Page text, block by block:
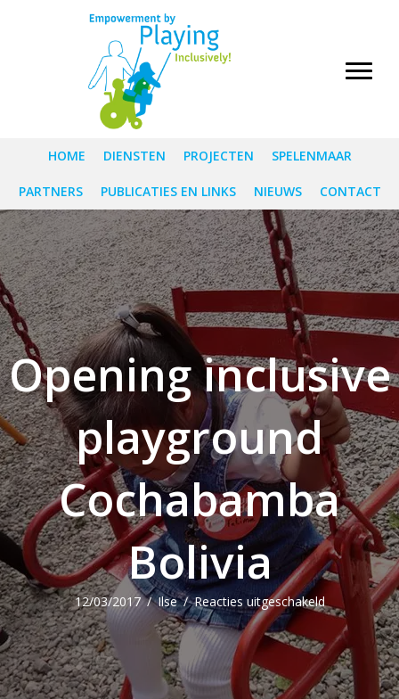
HOME DIENSTEN PROJECTEN SPELENMAAR
PARTNERS PUBLICATIES EN LINKS NIEUWS CONTACT
Opening inclusive
playground
Cochabamba
Bolivia
12/03/2017/Ilse/Reacties uitgeschakeldvoor
Opening
inclusive
playground
Bolivia